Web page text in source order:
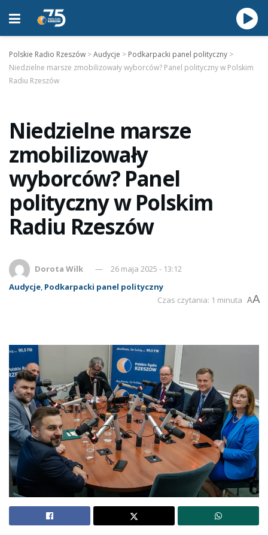
Polskie Radio Rzeszów >Audycje > Podkarpacki panel polityczny >
Niedzielne marsze zmobilizowały wyborców? Panel polityczny w Polskim
Radiu Rzeszów
Niedzielne marsze
zmobilizowały
wyborców? Panel
polityczny w Polskim
Radiu Rzeszów
Dorota Wilk
26 maja 2025 - 13:12
Audycje, Podkarpacki panel polityczny
Czas czytania: 1 minuta AA